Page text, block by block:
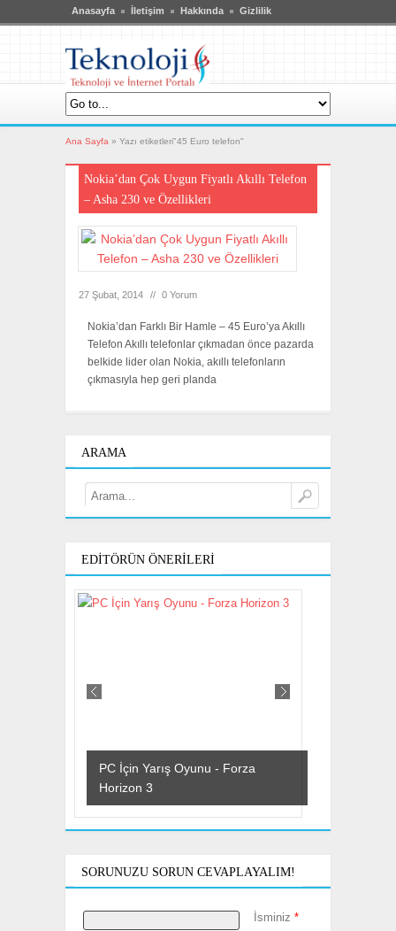
Anasayfa İletişim Hakkında Gizlilik
Ana Sayfa » Yazı etiketleri"45 Euro telefon"
Nokia’dan Çok Uygun Fiyatlı Akıllı Telefon
– Asha 230 ve Özellikleri
27 Şubat, 2014 // 0 Yorum
Nokia’dan Farklı Bir Hamle – 45 Euro’ya Akıllı
Telefon Akıllı telefonlar çıkmadan önce pazarda
belkide lider olan Nokia, akıllı telefonların
çıkmasıyla hep geri planda
ARAMA
EDITÖRÜN ÖNERILERI
PC İçin Yarış Oyunu - Forza
Horizon 3
SORUNUZU SORUN CEVAPLAYALIM!
İsminiz *